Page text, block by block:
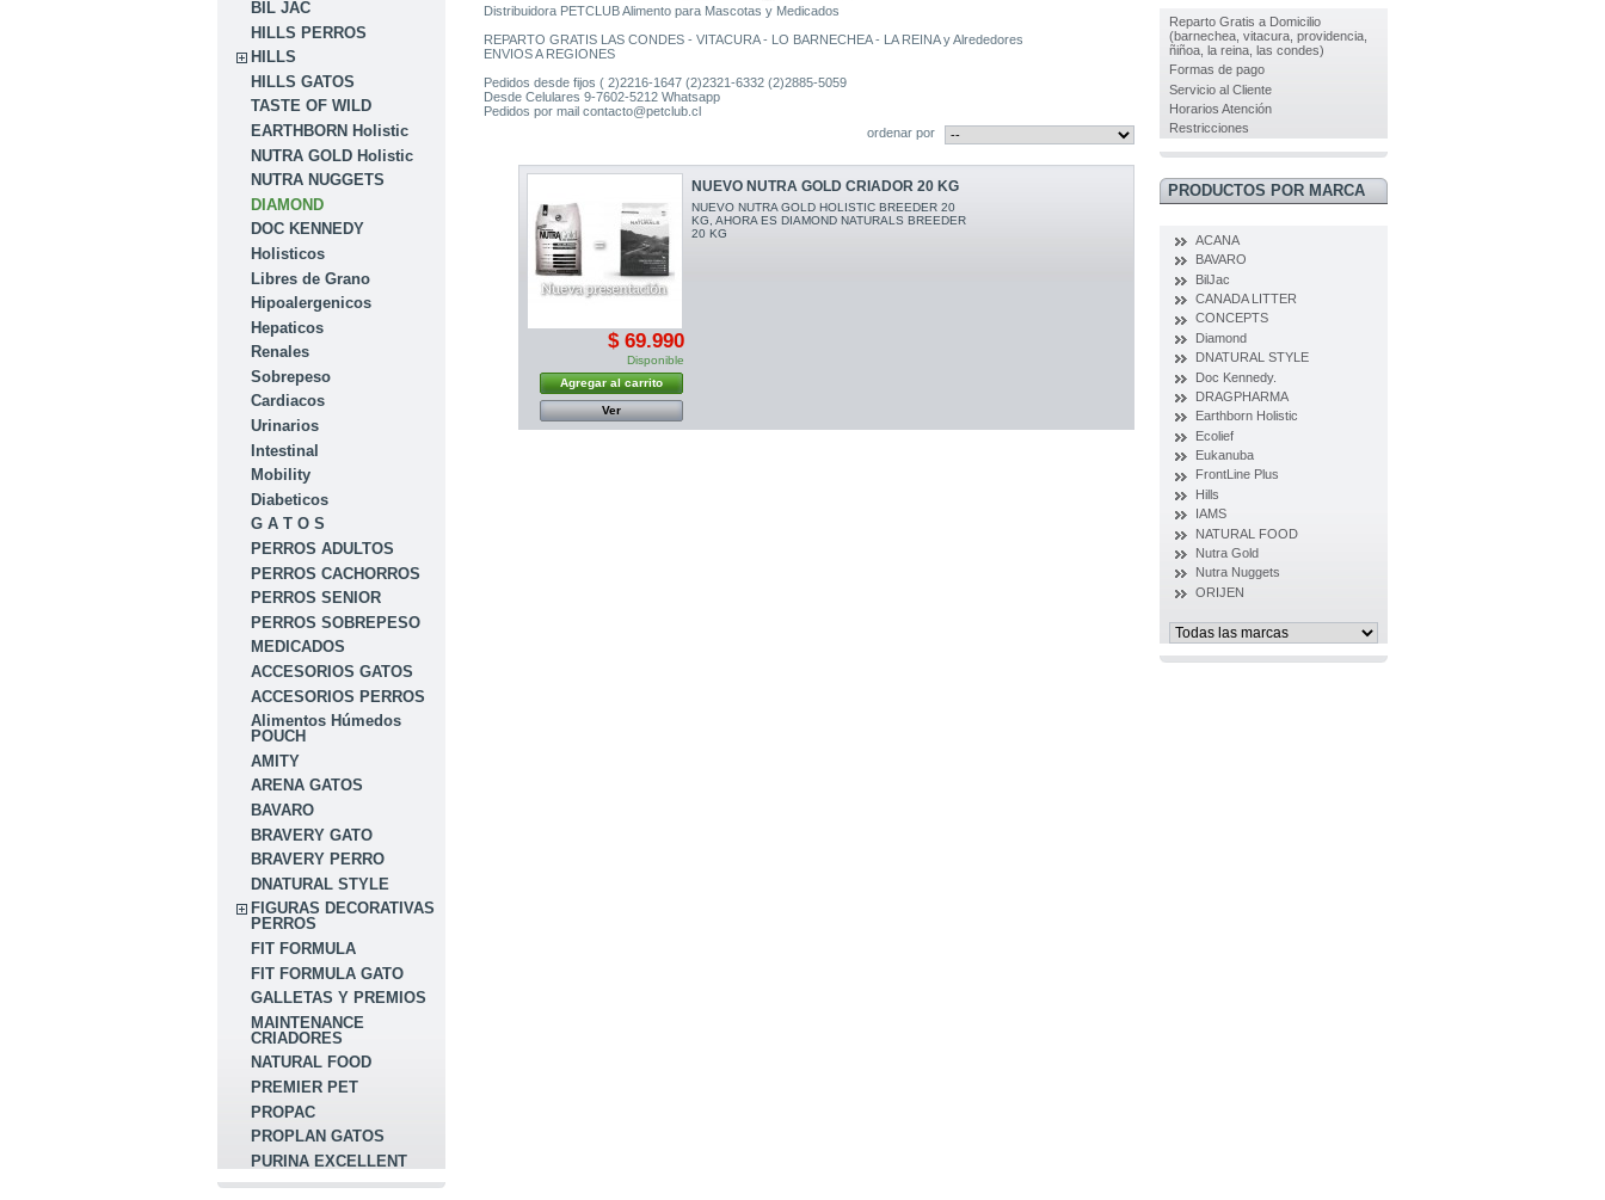
BIL JAC
HILLS PERROS
HILLS
HILLS GATOS
TASTE OF WILD
EARTHBORN Holistic
NUTRA GOLD Holistic
NUTRA NUGGETS
DIAMOND
DOC KENNEDY
Holisticos
Libres de Grano
Hipoalergenicos
Hepaticos
Renales
Sobrepeso
Cardiacos
Urinarios
Intestinal
Mobility
Diabeticos
G A T O S
PERROS ADULTOS
PERROS CACHORROS
PERROS SENIOR
PERROS SOBREPESO
MEDICADOS
ACCESORIOS GATOS
ACCESORIOS PERROS
Alimentos Húmedos
POUCH
AMITY
ARENA GATOS
BAVARO
BRAVERY GATO
BRAVERY PERRO
DNATURAL STYLE
FIGURAS DECORATIVAS
PERROS
FIT FORMULA
FIT FORMULA GATO
GALLETAS Y PREMIOS
MAINTENANCE
CRIADORES
NATURAL FOOD
PREMIER PET
PROPAC
PROPLAN GATOS
PURINA EXCELLENT
Distribuidora PETCLUB Alimento para Mascotas y Medicados
REPARTO GRATIS LAS CONDES - VITACURA - LO BARNECHEA - LA REINA y Alrededores
ENVIOS A REGIONES
Pedidos desde fijos ( 2)2216-1647 (2)2321-6332 (2)2885-5059
Desde Celulares 9-7602-5212 Whatsapp
Pedidos por mail contacto@petclub.cl
ordenar por
NUEVO NUTRA GOLD CRIADOR 20 KG
NUEVO NUTRA GOLD HOLISTIC BREEDER 20
KG, AHORA ES DIAMOND NATURALS BREEDER
20 KG
$ 69.990
Disponible
Agregar al carrito
Ver
Reparto Gratis a Domicilio
(barnechea, vitacura, providencia,
ñiñoa, la reina, las condes)
Formas de pago
Servicio al Cliente
Horarios Atención
Restricciones
PRODUCTOS POR MARCA
ACANA
BAVARO
BilJac
CANADA LITTER
CONCEPTS
Diamond
DNATURAL STYLE
Doc Kennedy.
DRAGPHARMA
Earthborn Holistic
Ecolief
Eukanuba
FrontLine Plus
Hills
IAMS
NATURAL FOOD
Nutra Gold
Nutra Nuggets
ORIJEN